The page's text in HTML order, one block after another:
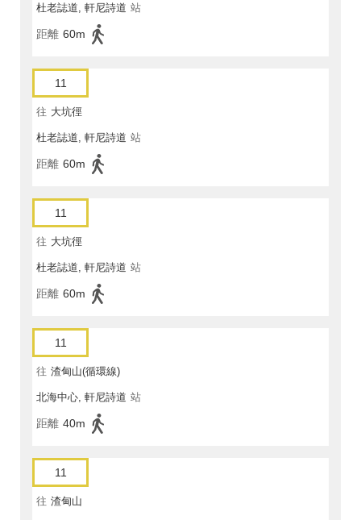
杜老誌道, 軒尼詩道 站
距離 60m
11
往 大坑徑
杜老誌道, 軒尼詩道 站
距離 60m
11
往 大坑徑
杜老誌道, 軒尼詩道 站
距離 60m
11
往 渣甸山(循環線)
北海中心, 軒尼詩道 站
距離 40m
11
往 渣甸山